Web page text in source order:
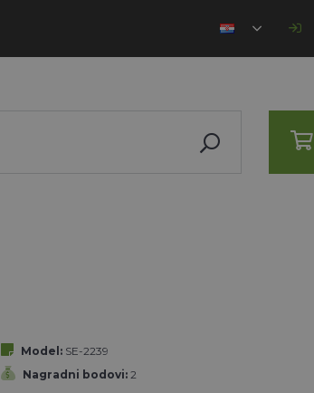
Model: SE-2239
Nagradni bodovi: 2